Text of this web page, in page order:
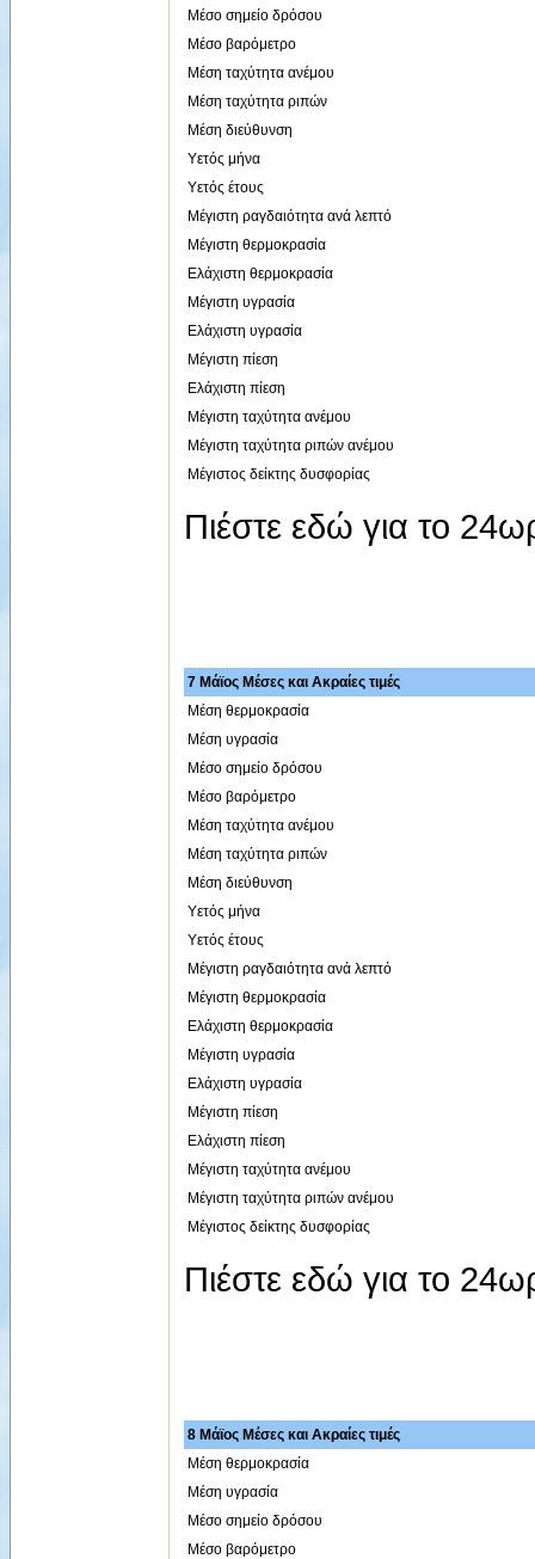
Μέσο σημείο δρόσου
Μέσο βαρόμετρο
Μέση ταχύτητα ανέμου
Μέση ταχύτητα ριπών
Μέση διεύθυνση
Υετός μήνα
Υετός έτους
Μέγιστη ραγδαιότητα ανά λεπτό
Μέγιστη θερμοκρασία
Ελάχιστη θερμοκρασία
Μέγιστη υγρασία
Ελάχιστη υγρασία
Μέγιστη πίεση
Ελάχιστη πίεση
Μέγιστη ταχύτητα ανέμου
Μέγιστη ταχύτητα ριπών ανέμου
Μέγιστος δείκτης δυσφορίας
Πιέστε εδώ για το
7 Μάϊος Μέσες και Ακραίες τιμές
Μέση θερμοκρασία
Μέση υγρασία
Μέσο σημείο δρόσου
Μέσο βαρόμετρο
Μέση ταχύτητα ανέμου
Μέση ταχύτητα ριπών
Μέση διεύθυνση
Υετός μήνα
Υετός έτους
Μέγιστη ραγδαιότητα ανά λεπτό
Μέγιστη θερμοκρασία
Ελάχιστη θερμοκρασία
Μέγιστη υγρασία
Ελάχιστη υγρασία
Μέγιστη πίεση
Ελάχιστη πίεση
Μέγιστη ταχύτητα ανέμου
Μέγιστη ταχύτητα ριπών ανέμου
Μέγιστος δείκτης δυσφορίας
Πιέστε εδώ για το
8 Μάϊος Μέσες και Ακραίες τιμές
Μέση θερμοκρασία
Μέση υγρασία
Μέσο σημείο δρόσου
Μέσο βαρόμετρο